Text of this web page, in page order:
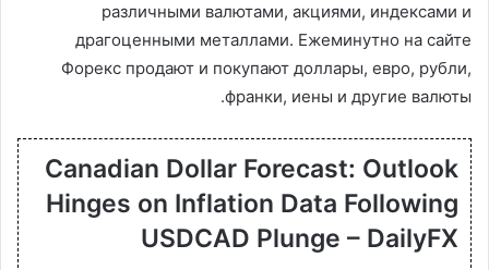
различными валютами, акциями, индексами и
драгоценными металлами. Ежеминутно на сайте
Форекс продают и покупают доллары, евро, рубли,
франки, иены и другие валюты.
Canadian Dollar Forecast: Outlook
Hinges on Inflation Data Following
USDCAD Plunge – DailyFX